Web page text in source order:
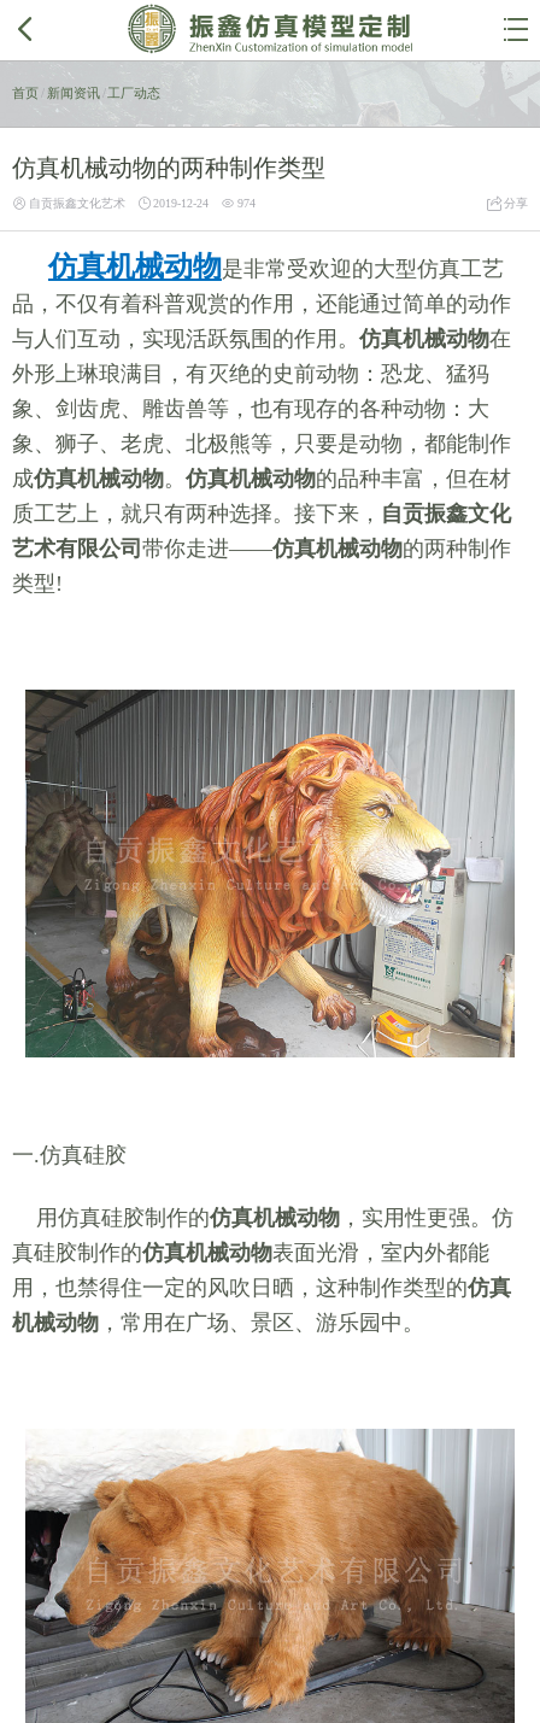
 
首页 新闻资讯/ 工厂动态
仿真机械动物的两种制作类型
 自贡振鑫文化艺术  2019-12-24  974 分享
仿真机械动物是非常受欢迎的大型仿真工艺
品，不仅有着科普观赏的作用，还能通过简单的动作
与人们互动，实现活跃氛围的作用。 仿真机械动物在
外形上琳琅满目，有灭绝的史前动物：恐龙、猛犸
象、剑齿虎、雕齿兽等，也有现存的各种动物：大
象、狮子、老虎、北极熊等，只要是动物，都能制作
成仿真机械动物。 仿真机械动物的品种丰富，但在材
质工艺上，就只有两种选择。接下来， 自贡振鑫文化
艺术有限公司 带你走进——仿真机械动物的两种制作
类型!
一.仿真硅胶
用仿真硅胶制作的仿真机械动物，实用性更强。仿
真硅胶制作的仿真机械动物表面光滑，室内外都能
用，也禁得住一定的风吹日晒，这种制作类型的仿真
机械动物，常用在广场、景区、游乐园中。